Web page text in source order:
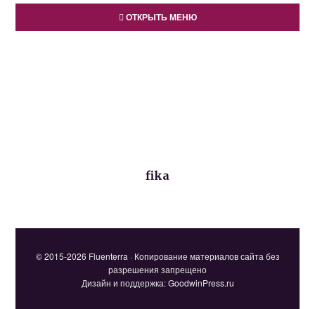
ОТКРЫТЬ МЕНЮ
fika
© 2015-2026 Fluenterra · Копирование материалов сайта без
разрешения запрещено
Дизайн и поддержка: GoodwinPress.ru